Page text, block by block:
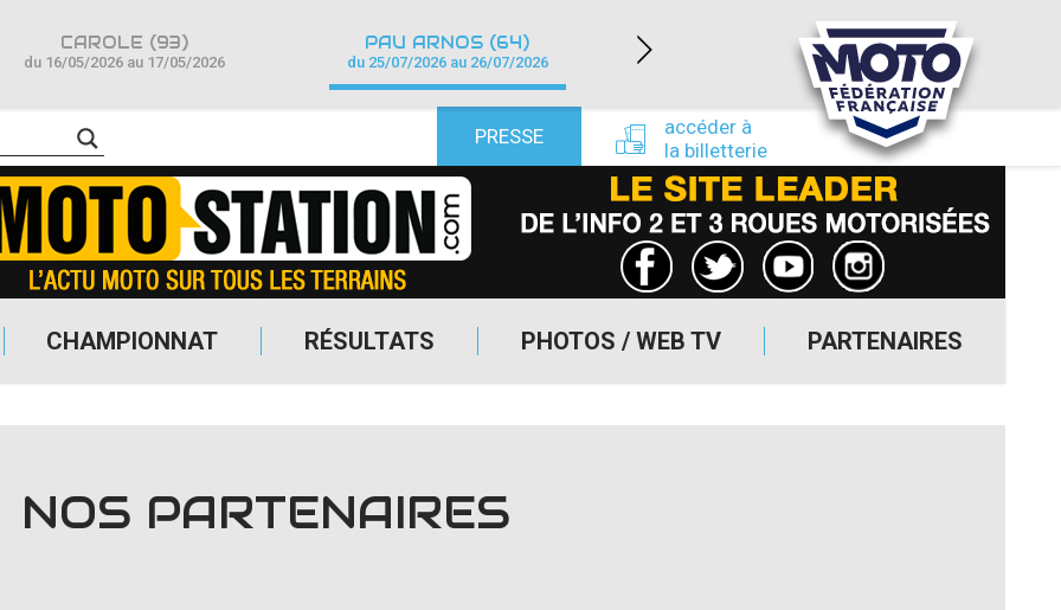
CHAMPIONNAT RÉSULTATS PHOTOS / WEB TV PARTENAIRES
PRESSE
accéder à
la billetterie
CAROLE (93)
du 16/05/2026 au 17/05/2026
PAU ARNOS (64)
du 25/07/2026 au 26/07/2026
LÉDENON (30)
du 22/08/2026 au 23/08/2026
NOS PARTENAIRES